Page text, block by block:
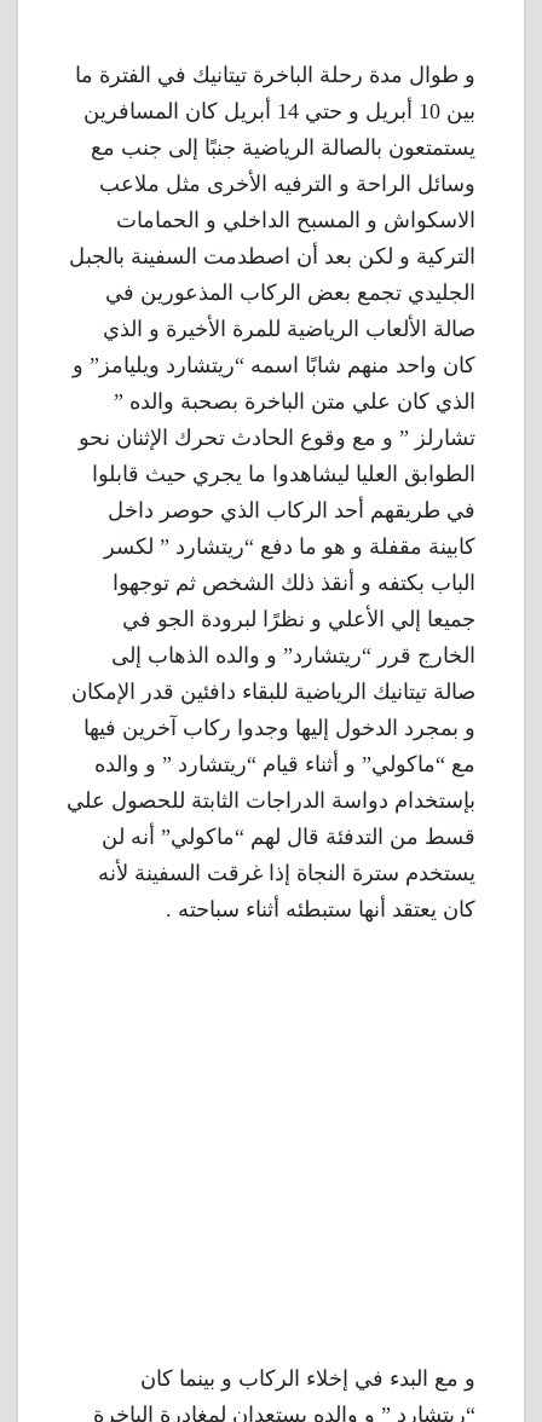
و طوال مدة رحلة الباخرة تيتانيك في الفترة ما
بين 10 أبريل و حتي 14 أبريل كان المسافرين
يستمتعون بالصالة الرياضية جنبًا إلى جنب مع
وسائل الراحة و الترفيه الأخرى مثل ملاعب
الاسكواش و المسبح الداخلي و الحمامات
التركية و لكن بعد أن اصطدمت السفينة بالجبل
الجليدي تجمع بعض الركاب المذعورين في
صالة الألعاب الرياضية للمرة الأخيرة و الذي
كان واحد منهم شابًا اسمه “ريتشارد ويليامز” و
الذي كان علي متن الباخرة بصحبة والده ”
تشارلز ” و مع وقوع الحادث تحرك الإثنان نحو
الطوابق العليا ليشاهدوا ما يجري حيث قابلوا
في طريقهم أحد الركاب الذي حوصر داخل
كابينة مقفلة و هو ما دفع “ريتشارد ” لكسر
الباب بكتفه و أنقذ ذلك الشخص ثم توجهوا
جميعا إلي الأعلي و نظرًا لبرودة الجو في
الخارج قرر “ريتشارد” و والده الذهاب إلى
صالة تيتانيك الرياضية للبقاء دافئين قدر الإمكان
و بمجرد الدخول إليها وجدوا ركاب آخرين فيها
مع “ماكولي” و أثناء قيام “ريتشارد ” و والده
بإستخدام دواسة الدراجات الثابتة للحصول علي
قسط من التدفئة قال لهم “ماكولي” أنه لن
يستخدم سترة النجاة إذا غرقت السفينة لأنه
كان يعتقد أنها ستبطئه أثناء سباحته .
و مع البدء في إخلاء الركاب و بينما كان
“ريتشارد ” و والده يستعدان لمغادرة الباخرة